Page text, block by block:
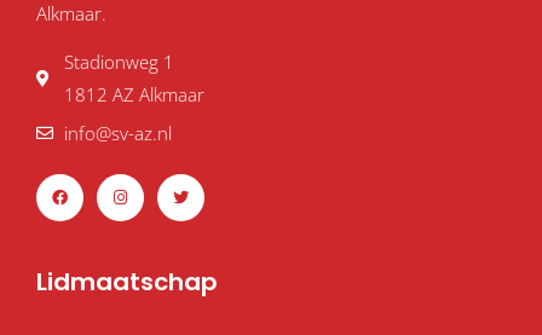
Alkmaar.
Stadionweg 1
1812 AZ Alkmaar
info@sv-az.nl
F
a
c
e
o
k
I
n
s
t
r
a
T
w
i
t
r
Lidmaatschap